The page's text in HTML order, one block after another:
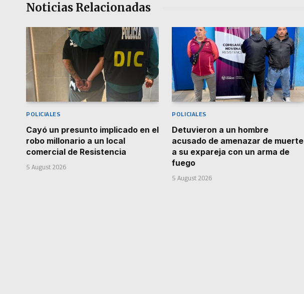
Noticias Relacionadas
POLICIALES
Cayó un presunto implicado en el
robo millonario a un local
comercial de Resistencia
5 August 2026
POLICIALES
Detuvieron a un hombre
acusado de amenazar de muerte
a su expareja con un arma de
fuego
5 August 2026